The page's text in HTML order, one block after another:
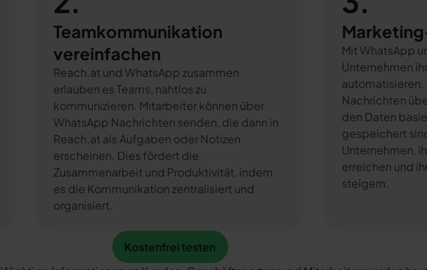
Teamkommunikation
vereinfachen
Reach.at und WhatsApp zusammen
erlauben es Teams, nahtlos zu
kommunizieren. Mitarbeiter können über
WhatsApp Nachrichten senden, die dann in
Reach.at als Aufgaben oder Notizen
erscheinen. Dies fördert die
Zusammenarbeit und Produktivität, indem
es die Kommunikation zentralisiert und
organisiert.
Mit WhatsApp
Unternehmen
automatisieren.
Nachrichten
den Daten
gespeichert
Unternehmen,
erreichen und
steigern.
Kostenfrei testen
Kostenfrei testen